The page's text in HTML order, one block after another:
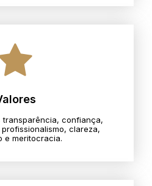
transparência, confiança,
clareza,
e meritocracia.​